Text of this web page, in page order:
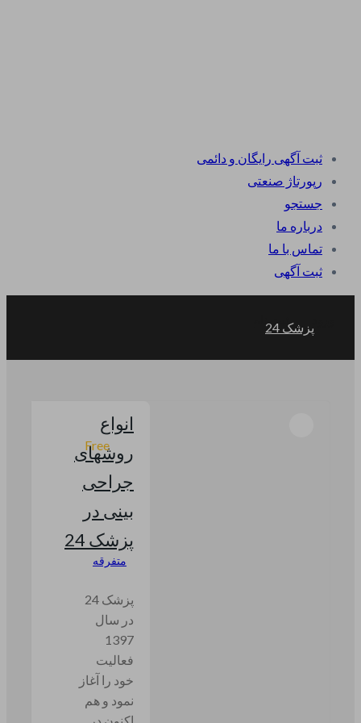
ثبت آگهی رایگان و دائمی
رپورتاژ صنعتی
جستجو
درباره ما
تماس با ما
ثبت آگهی
پزشک 24
Free
انواع
روشهای
جراحی
بینی در
پزشک 24
متفرقه
پزشک 24
در سال
1397
فعالیت
خود را آغاز
نمود و هم